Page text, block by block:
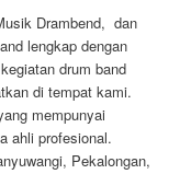
Drambend, dan
lengkap dengan
drum band
di tempat kami.
mempunyai
ahli profesional.
Pekalongan,